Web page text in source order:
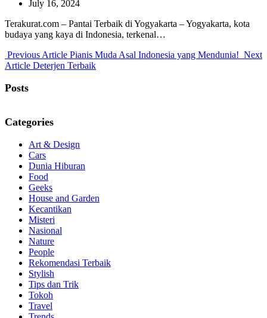
July 16, 2024
Terakurat.com – Pantai Terbaik di Yogyakarta – Yogyakarta, kota
budaya yang kaya di Indonesia, terkenal…
Previous Article Previous
Post:
Pianis Muda Asal Indonesia yang Mendunia! Next
Article Next
Deterjen Terbaik
Posts
Categories
Art & Design
Cars
Dunia Hiburan
Food
Geeks
House and Garden
Kecantikan
Misteri
Nasional
Nature
People
Rekomendasi Terbaik
Stylish
Tips dan Trik
Tokoh
Travel